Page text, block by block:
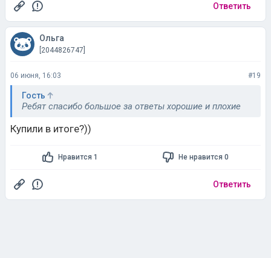
Ответить
Ольга
[2044826747]
06 июня, 16:03 #19
Гость
Ребят спасибо большое за ответы хорошие и плохие
Купили в итоге?))
Нравится 1 Не нравится 0
Ответить